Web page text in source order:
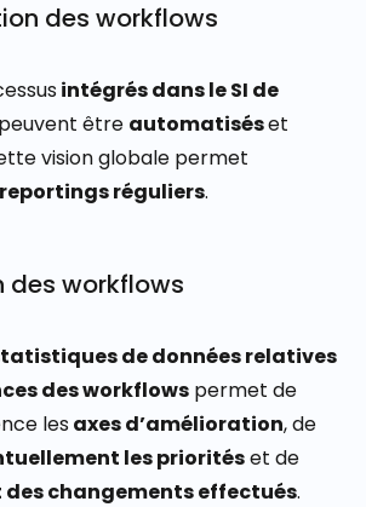
des workflows
intégrés dans le SI de
être automatiséset
vision globale permet
reportings réguliers.
des workflows
de données relatives
des workflows permet de
lesaxes d’amélioration, de
les prioritéset de
des changements effectués.